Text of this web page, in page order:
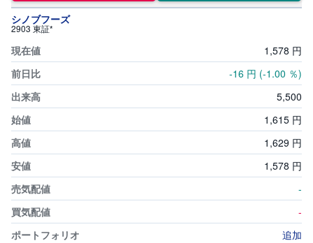
シノブフーズ
2903 東証*
1,578 円
-16 円 (-1.00 ％)
5,500
1,615 円
1,629 円
1,578 円
-
-
追加